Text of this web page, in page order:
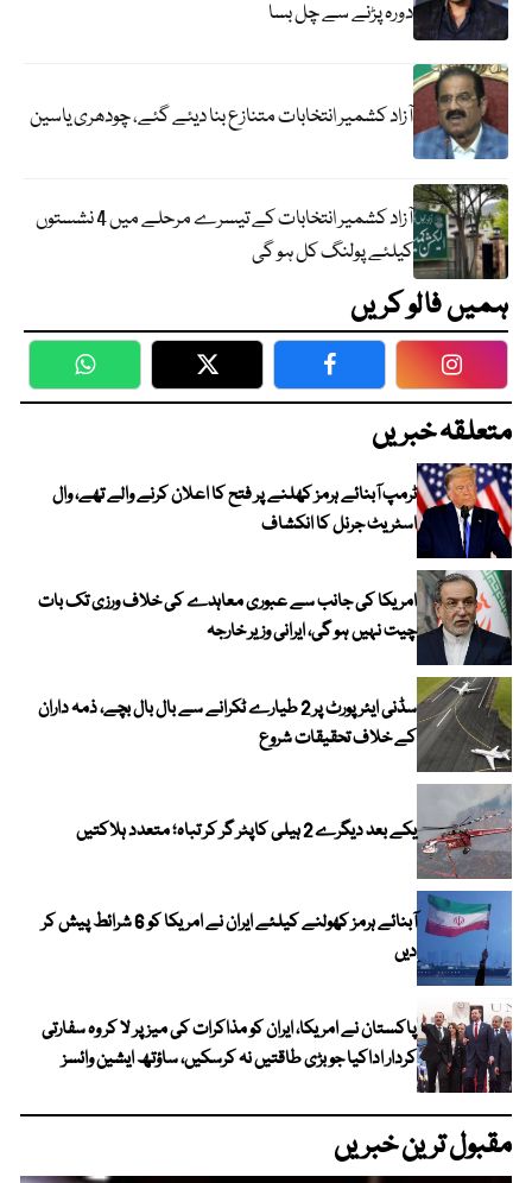
دورہ پڑنے سے چل بسا
آزاد کشمیر انتخابات متنازع بنا دیئے گئے، چودھری یاسین
آزاد کشمیر انتخابات کے تیسرے مرحلے میں 4 نشستوں
کیلئے پولنگ کل ہو گی
ہمیں فالو کریں
WhatsApp Twitter Facebook
متعلقہ خبریں
ٹرمپ آبنائے ہرمز کھلنے پر فتح کا اعلان کرنے والے تھے، وال
اسٹریٹ جرنل کا انکشاف
امریکا کی جانب سے عبوری معاہدے کی خلاف ورزی تک بات
چیت نہیں ہو گی، ایرانی وزیر خارجہ
سڈنی ایئرپورٹ پر 2 طیارے ٹکرانے سے بال بال بچے، ذمہ داران
کے خلاف تحقیقات شروع
یکے بعد دیگرے 2 ہیلی کاپٹر گر کر تباہ؛ متعدد ہلاکتیں
آبنائے ہرمز کھولنے کیلئے ایران نے امریکا کو 6 شرائط پیش کر
دیں
پاکستان نے امریکا، ایران کو مذاکرات کی میز پر لا کر وہ سفارتی
کردار اداکیا جو بڑی طاقتیں نہ کرسکیں، ساؤتھ ایشین وائسز
مقبول ترین خبریں